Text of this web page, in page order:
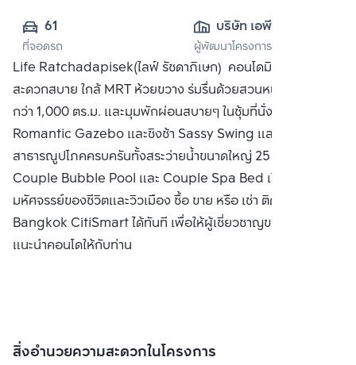
61
ที่จอดรถ
บริษัท เอพี (ไทย
แลนด์)
จำกัด(มหาชน)
ผู้พัฒนาโครงการ
Life Ratchadapisek(ไลฟ์ รัชดาภิเษก) คอนโดมิเนียมเดินทาง
สะดวกสบาย ใกล้ MRT ห้วยขวาง ร่มรื่นด้วยสวนหน้าโครงการ
กว่า 1,000 ตร.ม. และมุมพักผ่อนสบายๆ ในซุ้มที่นั่งสไตล์
Romantic Gazebo และชิงช้า Sassy Swing และ
สาธารณูปโภคครบครันทั้งสระว่ายน้ำขนาดใหญ่ 25 ม. พร้อมมุม
Couple Bubble Pool และ Couple Spa Bed เปิดรับความ
มหัศจรรย์ของชีวิตและวิวเมือง ซื้อ ขาย หรือ เช่า ติดต่อหาเรา
Bangkok CitiSmart ได้ทันที เพื่อให้ผู้เชี่ยวชาญของเราได้
แนะนำคอนโดให้กับท่าน
สิ่งอำนวยความสะดวกในโครงการ